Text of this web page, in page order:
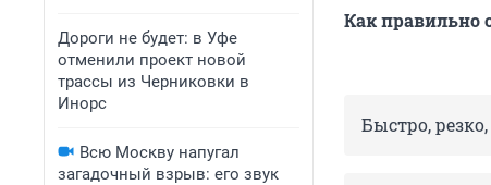
Дороги не будет: в Уфе
отменили проект новой
трассы из Черниковки в
Инорс
Всю Москву напугал
загадочный взрыв: его звук
Как правильно
Быстро,